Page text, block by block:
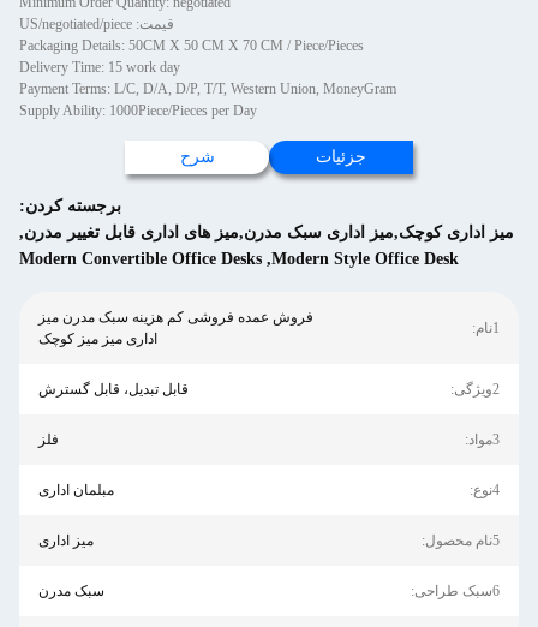
قیمت: US/negotiated/piece
Packaging Details: 50CM X 50 CM X 70 CM / Piece/Pieces
Delivery Time: 15 work day
Payment Terms: L/C, D/A, D/P, T/T, Western Union, MoneyGram
Supply Ability: 1000Piece/Pieces per Day
جزئیات شرح
برجسته کردن:
میز اداری کوچک,میز اداری سبک مدرن,میز های اداری قابل تغییر مدرن,
Modern Style Office Desk
,
Modern Convertible Office Desks
1نام:
فروش عمده فروشی کم هزینه سبک مدرن میز
اداری میز میز کوچک
2ویژگی: قابل تبدیل، قابل گسترش
3مواد: فلز
4نوع: مبلمان اداری
5نام محصول: میز اداری
6سبک طراحی: سبک مدرن